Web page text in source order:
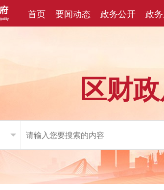
首页 要闻动态 政务公开 政
区财